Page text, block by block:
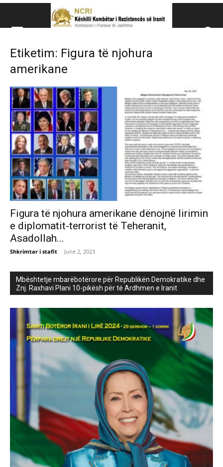
Këshillit Kombëtar të
Këshillit Kombëtar të Rezistencës së Iranit (NCRI)
Etiketim: Figura të njohura
amerikane
Figura të njohura amerikane dënojnë lirimin
e diplomatit-terrorist të Teheranit,
Asadollah...
Shkrimtar i stafit - June 2, 2023
Mbështetje mbarëbotërore për Republikën Demokratike dhe
Znj. Raxhavi Plani 10-pikësh për të Ardhmen e Iranit